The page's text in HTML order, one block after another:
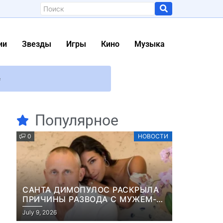
Звезды Игры Кино Музыка
барионов Информация
Лисовом
Популярное
0 НОВОСТИ
САНТА ДИМОПУЛОС РАСКРЫЛА
ПРИЧИНЫ РАЗВОДА С МУЖЕМ-
БИЗНЕСМЕНОМ
July 9, 2026